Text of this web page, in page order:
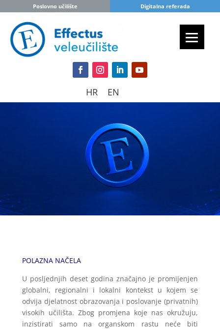
Poslovno učilište Digitalna referada
HR EN
POLAZNA NAČELA
U posljednjih deset godina značajno je promijenjen
globalni, regionalni i lokalni kontekst u kojem se
odvija djelatnost obrazovanja i poslovanje (privatnih)
visokih učilišta. Zbog promjena koje nas okružuju,
inzistirati samo na organskom rastu neće biti